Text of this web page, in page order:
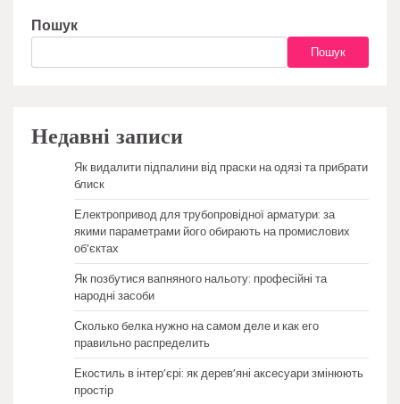
Пошук
Пошук
Недавні записи
Як видалити підпалини від праски на одязі та прибрати
блиск
Електропривод для трубопровідної арматури: за
якими параметрами його обирають на промислових
об’єктах
Як позбутися вапняного нальоту: професійні та
народні засоби
Сколько белка нужно на самом деле и как его
правильно распределить
Екостиль в інтер’єрі: як дерев’яні аксесуари змінюють
простір